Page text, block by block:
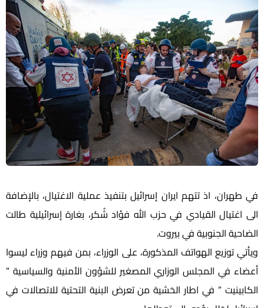
في طهران، اذ تتهم ايران إسرائيل بتنفيذ عملية الاغتيال، بالإضافة
الى اغتيال القيادي في حزب الله فؤاد شُكر، بغارة إسرائيلية طالت
الضاحية الجنوبية في بيروت.
ويأتي توزيع الهواتف المذكورة، على الوزراء، بمن فيهم وزراء ليسوا
أعضاء في المجلس الوزاري المصغير للشؤون الأمنية والسياسية ”
الكابينيت ” في اطار الخشية من تعرض البنية التحتية للاتصالات في